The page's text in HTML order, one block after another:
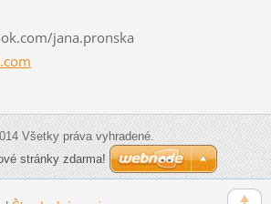
jana.pronska
Všetky práva vyhradené.
stránky zdarma!